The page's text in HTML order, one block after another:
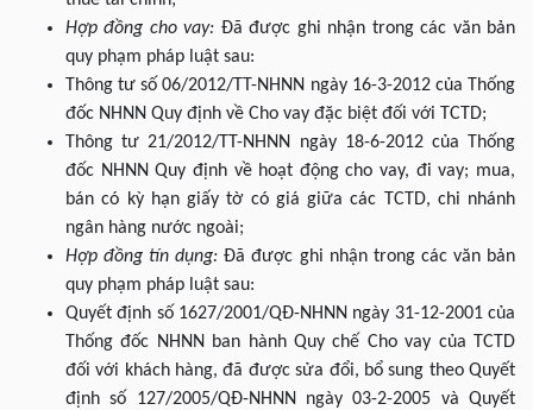
Hợp đồng cho vay: Đã được ghi nhận trong các văn bản
quy phạm pháp luật sau:
Thông tư số 06/2012/TT-NHNN ngày 16-3-2012 của Thống
đốc NHNN Quy định về Cho vay đặc biệt đối với TCTD;
Thông tư 21/2012/TT-NHNN ngày 18-6-2012 của Thống
đốc NHNN Quy định về hoạt động cho vay, đi vay; mua,
bán có kỳ hạn giấy tờ có giá giữa các TCTD, chi nhánh
ngân hàng nước ngoài;
Hợp đồng tín dụng: Đã được ghi nhận trong các văn bản
quy phạm pháp luật sau:
Quyết định số 1627/2001/QĐ-NHNN ngày 31-12-2001 của
Thống đốc NHNN ban hành Quy chế Cho vay của TCTD
đối với khách hàng, đã được sửa đổi, bổ sung theo Quyết
định số 127/2005/QĐ-NHNN ngày 03-2-2005 và Quyết